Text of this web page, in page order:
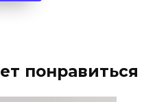
понравиться